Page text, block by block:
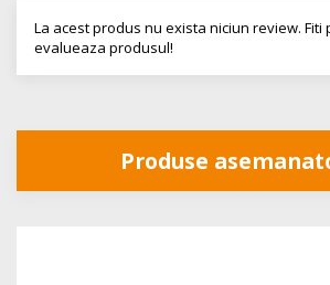
La acest produs nu exista niciun review. Fiti
evalueaza produsul!
Produse